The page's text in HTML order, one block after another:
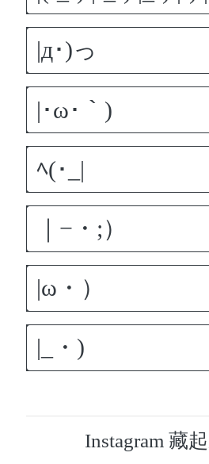
Instagram 藏